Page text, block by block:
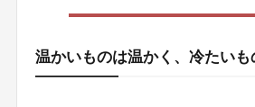
温かいものは温かく、冷たいも